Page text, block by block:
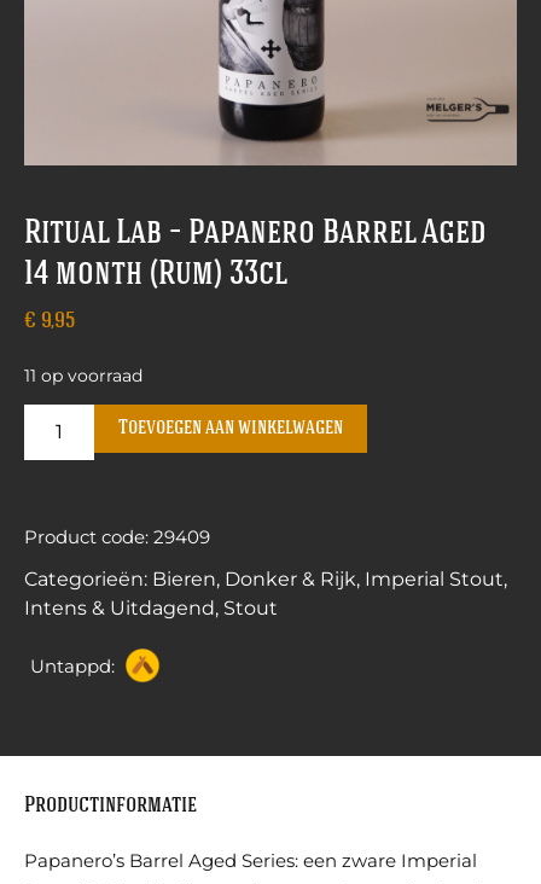
Ritual Lab – Papanero Barrel Aged
14 month (Rum) 33cl
€ 9,95
11 op voorraad
Toevoegen aan winkelwagen
Product code: 29409
Categorieën: Bieren, Donker & Rijk, Imperial Stout,
Intens & Uitdagend, Stout
Untappd:
Productinformatie
Papanero’s Barrel Aged Series: een zware Imperial